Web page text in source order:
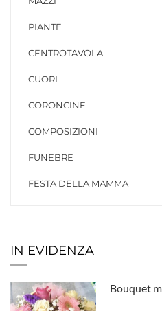
PIANTE
CENTROTAVOLA
CUORI
CORONCINE
COMPOSIZIONI
FUNEBRE
FESTA DELLA MAMMA
IN EVIDENZA
Bouquet